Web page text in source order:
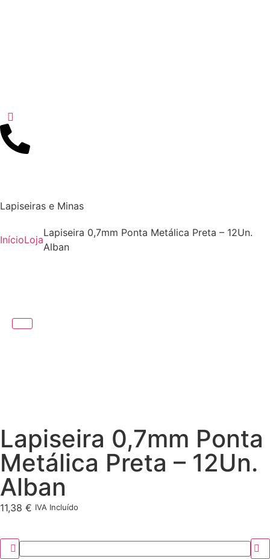
Lapiseiras e Minas
InícioLoja
Lapiseira 0,7mm Ponta Metálica Preta – 12Un.
Alban
Lapiseira 0,7mm Ponta
Metálica Preta – 12Un.
Alban
11,38 € IVA Incluído